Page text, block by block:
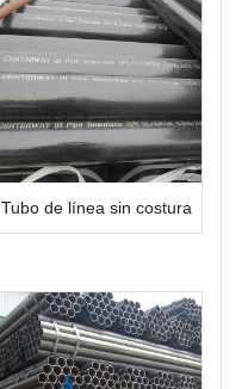
Tubo de línea sin costura